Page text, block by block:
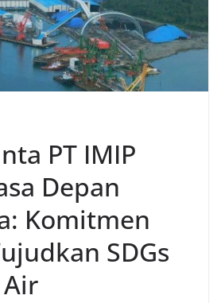
PT IMIP
Depan
Komitmen
SDGs